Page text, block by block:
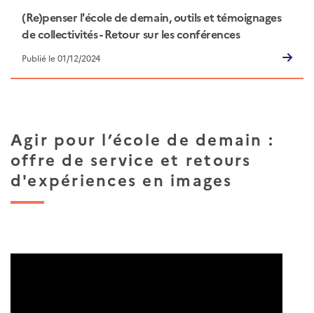
(Re)penser l'école de demain, outils et témoignages
de collectivités - Retour sur les conférences
Publié le 01/12/2024
Agir pour l’école de demain :
offre de service et retours
d'expériences en images